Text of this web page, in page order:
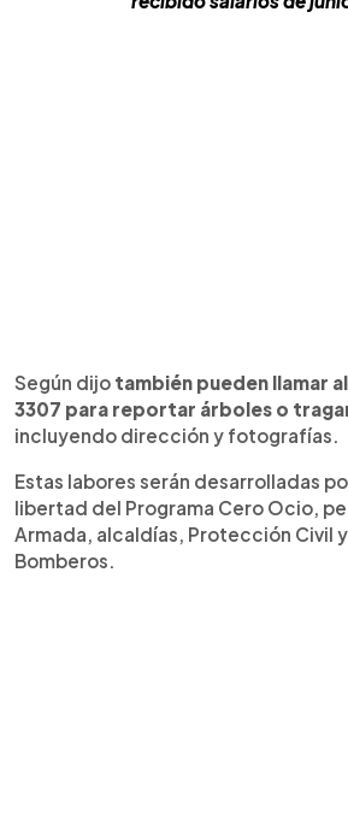
Según dijo también pueden llamar
3307 para reportar árboles o
incluyendo dirección y fotografías.
Estas labores serán desarrolladas
libertad del Programa Cero Ocio,
Armada, alcaldías, Protección Civil
Bomberos.